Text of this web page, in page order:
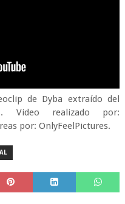
de Dyba extraído del
Video realizado por:
por: OnlyFeelPictures.